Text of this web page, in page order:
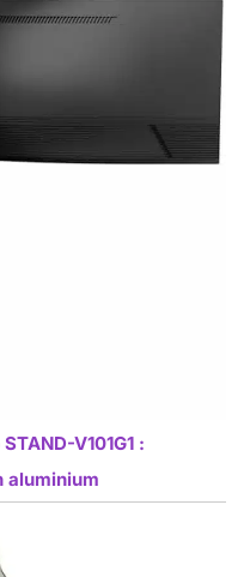
V101G1 :
aluminium